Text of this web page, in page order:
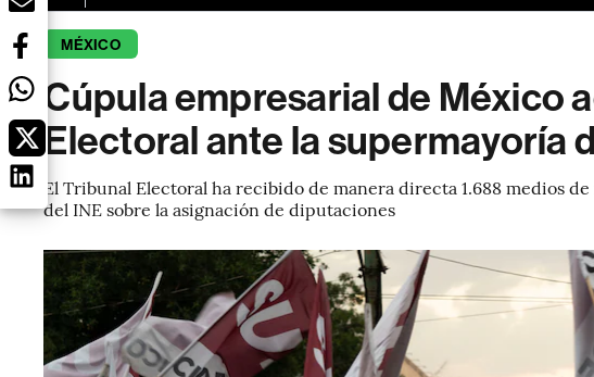
MÉXICO
Cúpula empresarial de México
Electoral ante la supermayoría
El Tribunal Electoral ha recibido de manera directa 1.688 medios
del INE sobre la asignación de diputaciones